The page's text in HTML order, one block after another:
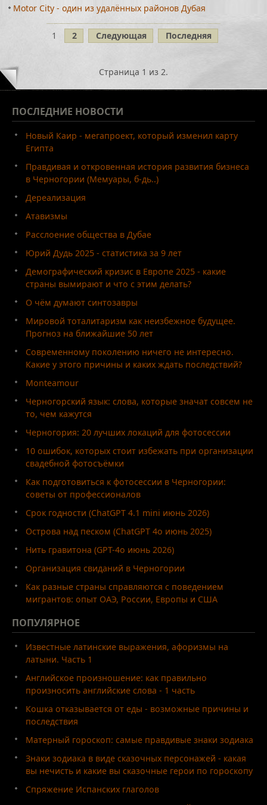
Motor City - один из удалённых районов Дубая
1 2 Следующая Последняя
Страница 1 из 2.
ПОСЛЕДНИЕ НОВОСТИ
Новый Каир - мегапроект, который изменил карту
Египта
Правдивая и откровенная история развития бизнеса
в Черногории (Мемуары, б-дь..)
Дереализация
Атавизмы
Расслоение общества в Дубае
Юрий Дудь 2025 - статистика за 9 лет
Демографический кризис в Европе 2025 - какие
страны вымирают и что с этим делать?
О чём думают синтозавры
Мировой тоталитаризм как неизбежное будущее.
Прогноз на ближайшие 50 лет
Современному поколению ничего не интересно.
Какие у этого причины и каких ждать последствий?
Monteamour
Черногорский язык: слова, которые значат совсем не
то, чем кажутся
Черногория: 20 лучших локаций для фотосессии
10 ошибок, которых стоит избежать при организации
свадебной фотосъёмки
Как подготовиться к фотосессии в Черногории:
советы от профессионалов
Срок годности (ChatGPT 4.1 mini июнь 2026)
Острова над песком (ChatGPT 4o июнь 2025)
Нить гравитона (GPT-4o июнь 2026)
Организация свиданий в Черногории
Как разные страны справляются с поведением
мигрантов: опыт ОАЭ, России, Европы и США
ПОПУЛЯРНОЕ
Известные латинские выражения, афоризмы на
латыни. Часть 1
Английское произношение: как правильно
произносить английские слова - 1 часть
Кошка отказывается от еды - возможные причины и
последствия
Матерный гороскоп: самые правдивые знаки зодиака
Знаки зодиака в виде сказочных персонажей - какая
вы нечисть и какие вы сказочные герои по гороскопу
Спряжение Испанских глаголов